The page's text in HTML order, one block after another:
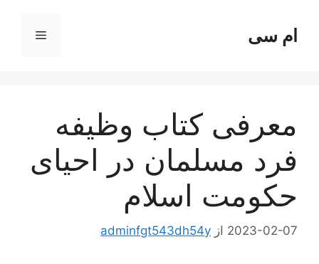
محتواام سی فهرست
معرفی کتاب وظیفه
فرد مسلمان در احیای
حکومت اسلام
2023-02-07 از adminfgt543dh54y